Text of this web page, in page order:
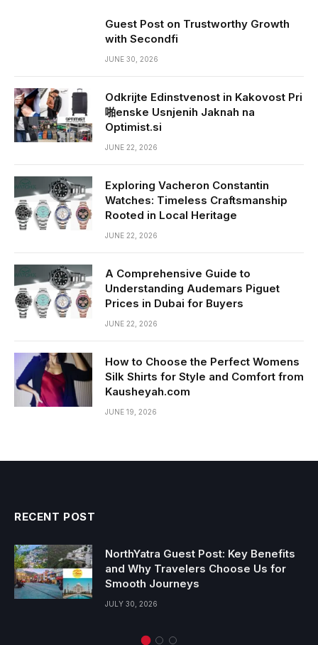
Guest Post on Trustworthy Growth
with Secondfi
JUNE 30, 2026
Odkrijte Edinstvenost in Kakovost Pri
啪enske Usnjenih Jaknah na
Optimist.si
JUNE 22, 2026
Exploring Vacheron Constantin
Watches: Timeless Craftsmanship
Rooted in Local Heritage
JUNE 22, 2026
A Comprehensive Guide to
Understanding Audemars Piguet
Prices in Dubai for Buyers
JUNE 22, 2026
How to Choose the Perfect Womens
Silk Shirts for Style and Comfort from
Kausheyah.com
JUNE 19, 2026
RECENT POST
NorthYatra Guest Post: Key Benefits
and Why Travelers Choose Us for
Smooth Journeys
JULY 30, 2026